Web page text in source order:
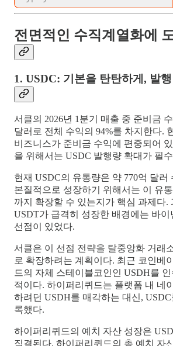
전면적인 수직계열화에
1. USDC: 기본을 탄탄하게, 발
서클의 2026년 1분기 매출 중 준비금
달러로 전체 수익의 94%를 차지한다.
비즈니스가 준비금 수익에 편중되어
을 위해서는 USDC 발행량 확대가 필
현재 USDC의 유통량은 약 770억 달러
본질적으로 성장하기 위해서는 이 유
까지 확장할 수 있는지가 핵심 과제다.
USDT가 급격히 성장한 배경에는 바이
선점이 있었다.
서클은 이 선점 전략을 탈중앙화 거래
로 확장하려는 계획이다. 최근 코인베
드의 자체 스테이블코인인 USDH를
적이다. 하이퍼리퀴드는 플랫폼 내 네
하려던 USDH를 매각하는 대신,
록했다.
하이퍼리퀴드의 예치 자산 성장은
직결된다. 하이퍼리퀴드의 총 예치 자